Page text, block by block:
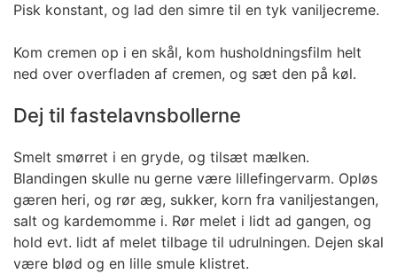
Pisk konstant, og lad den simre til en tyk vaniljecreme.
Kom cremen op i en skål, kom husholdningsfilm helt
ned over overfladen af cremen, og sæt den på køl.
Dej til fastelavnsbollerne
Smelt smørret i en gryde, og tilsæt mælken.
Blandingen skulle nu gerne være lillefingervarm. Opløs
gæren heri, og rør æg, sukker, korn fra vaniljestangen,
salt og kardemomme i. Rør melet i lidt ad gangen, og
hold evt. lidt af melet tilbage til udrulningen. Dejen skal
være blød og en lille smule klistret.